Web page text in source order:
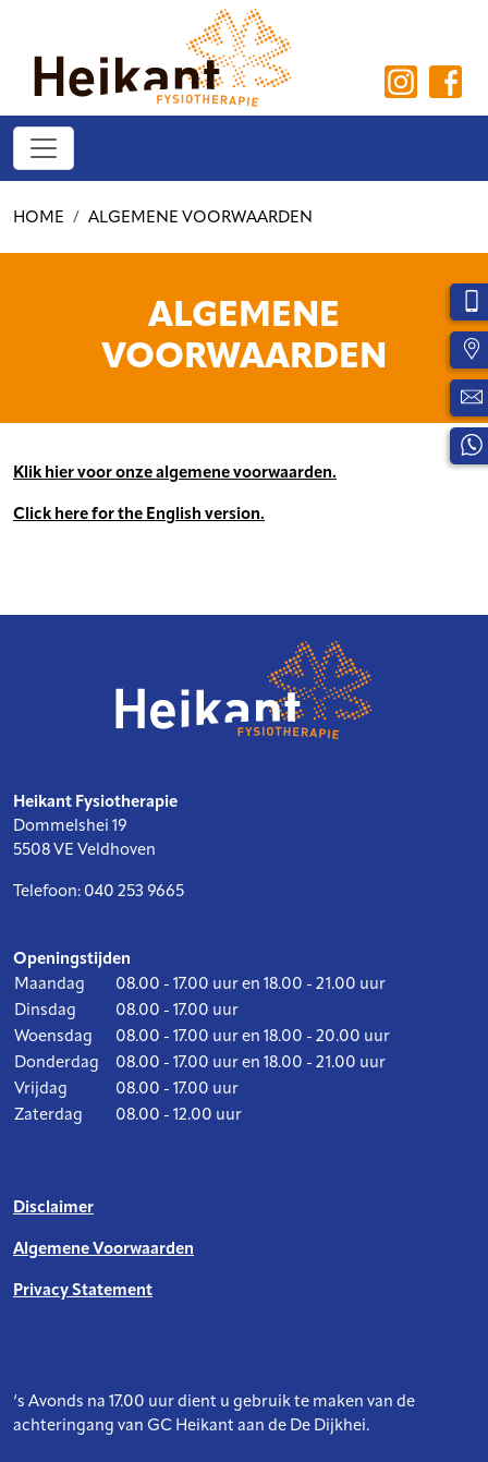
HOME ALGEMENE VOORWAARDEN
ALGEMENE
VOORWAARDEN
Klik hier voor onze algemene voorwaarden.
Click here for the English version.
Heikant Fysiotherapie
Dommelshei 19
5508 VE Veldhoven
Telefoon: 040 253 9665
Openingstijden
Maandag
08.00 - 17.00 uur en 18.00 - 21.00 uur
Dinsdag
08.00 - 17.00 uur
Woensdag
08.00 - 17.00 uur en 18.00 - 20.00 uur
Donderdag
08.00 - 17.00 uur en 18.00 - 21.00 uur
Vrijdag
08.00 - 17.00 uur
Zaterdag
08.00 - 12.00 uur
Disclaimer
Algemene Voorwaarden
Privacy Statement
‘s Avonds na 17.00 uur dient u gebruik te maken van de
achteringang van GC Heikant aan de De Dijkhei.